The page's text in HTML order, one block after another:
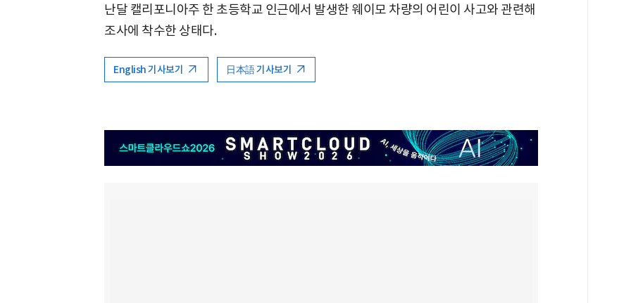
난달 캘리포니아주 한 초등학교 인근에서 발생한 웨이모 차량의 어린이 사고와 관련해
조사에 착수한 상태다.
English 기사보기 日本語 기사보기